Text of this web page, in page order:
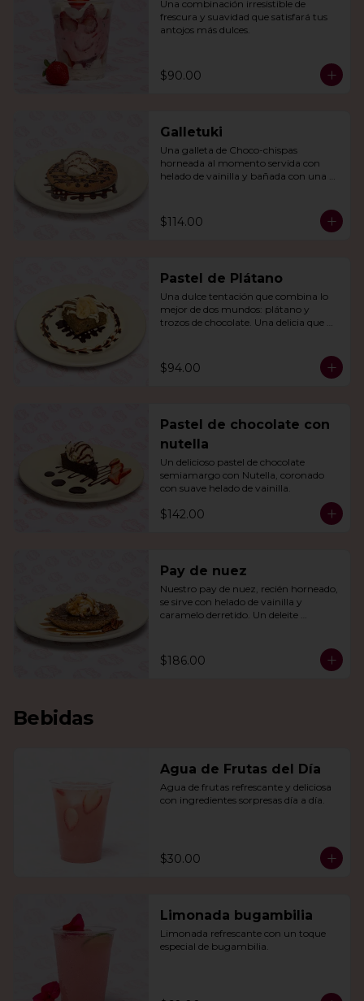
Una combinación irresistible de
frescura y suavidad que satisfará tus
antojos más dulces.
$90.00
Galletuki
Una galleta de Choco-chispas
horneada al momento servida con
helado de vainilla y bañada con una
$114.00
Pastel de Plátano
Una dulce tentación que combina lo
mejor de dos mundos: plátano y
trozos de chocolate. Una delicia que
$94.00
Pastel de chocolate con
nutella
Un delicioso pastel de chocolate
semiamargo con Nutella, coronado
con suave helado de vainilla.
$142.00
Pay de nuez
Nuestro pay de nuez, recién horneado,
se sirve con helado de vainilla y
caramelo derretido. Un deleite
$186.00
Bebidas
Agua de Frutas del Día
Agua de frutas refrescante y deliciosa
con ingredientes sorpresas día a día.
$30.00
Limonada bugambilia
Limonada refrescante con un toque
especial de bugambilia.